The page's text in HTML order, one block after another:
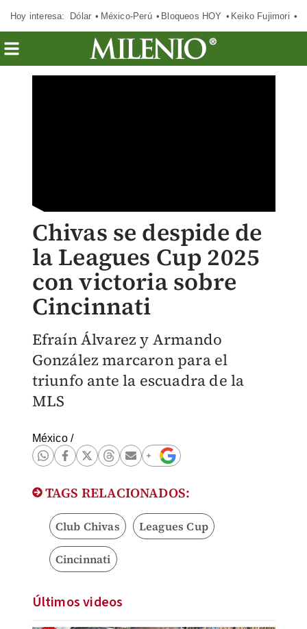
Hoy interesa: Dólar México-Perú Bloqueos HOY Keiko Fujimori
Chivas se despide de
la Leagues Cup 2025
con victoria sobre
Cincinnati
Efraín Álvarez y Armando
González marcaron para el
triunfo ante la escuadra de la
MLS
México/
TAGS RELACIONADOS:
Club Chivas Leagues Cup
Cincinnati
Últimos videos